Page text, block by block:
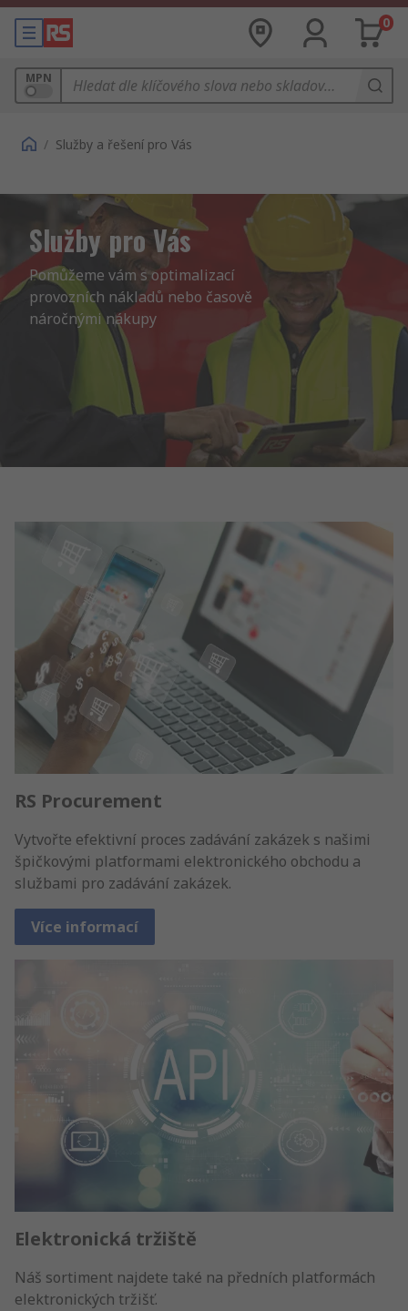
0
MPN
/ Služby a řešení pro Vás
Služby pro Vás
Pomůžeme vám s optimalizací
provozních nákladů nebo časově
náročnými nákupy
RS Procurement
Vytvořte efektivní proces zadávání zakázek s našimi
špičkovými platformami elektronického obchodu a
službami pro zadávání zakázek.
Více informací
Elektronická tržiště
Náš sortiment najdete také na předních platformách
elektronických tržišť.